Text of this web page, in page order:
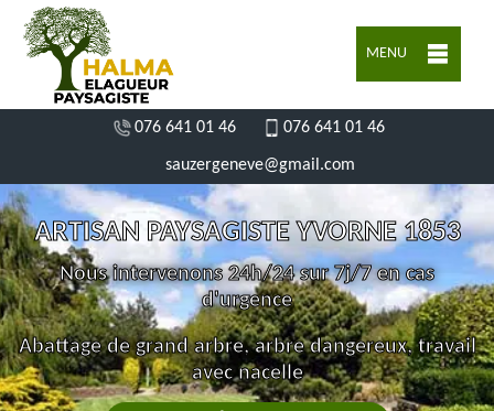
MENU
076 641 01 46 076 641 01 46
sauzergeneve@gmail.com
ARTISAN PAYSAGISTE YVORNE 1853
Nous intervenons 24h/24 sur 7j/7 en cas
d'urgence
Abattage de grand arbre, arbre dangereux, travail
avec nacelle